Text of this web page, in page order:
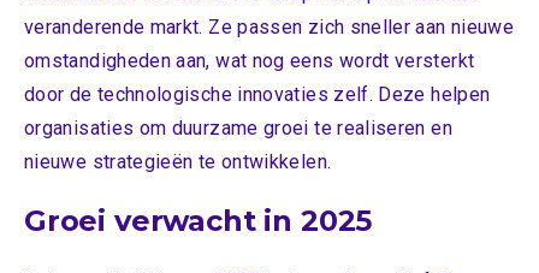
veranderende markt. Ze passen zich sneller aan nieuwe
omstandigheden aan, wat nog eens wordt versterkt
door de technologische innovaties zelf. Deze helpen
organisaties om duurzame groei te realiseren en
nieuwe strategieën te ontwikkelen.
Groei verwacht in 2025